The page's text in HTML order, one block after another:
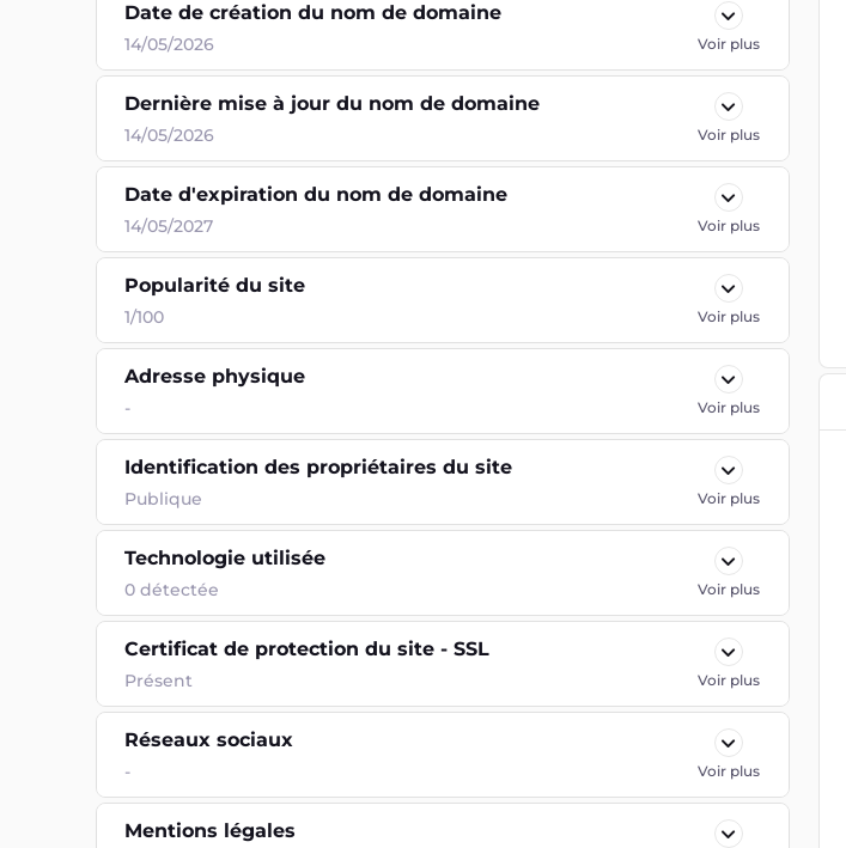
Date de création du nom de domaine
14/05/2026 Voir plus
Dernière mise à jour du nom de domaine
14/05/2026 Voir plus
Date d'expiration du nom de domaine
14/05/2027 Voir plus
Popularité du site
1/100 Voir plus
Adresse physique
- Voir plus
Identification des propriétaires du site
Publique Voir plus
Technologie utilisée
0 détectée Voir plus
Certificat de protection du site - SSL
Présent Voir plus
Réseaux sociaux
- Voir plus
Mentions légales